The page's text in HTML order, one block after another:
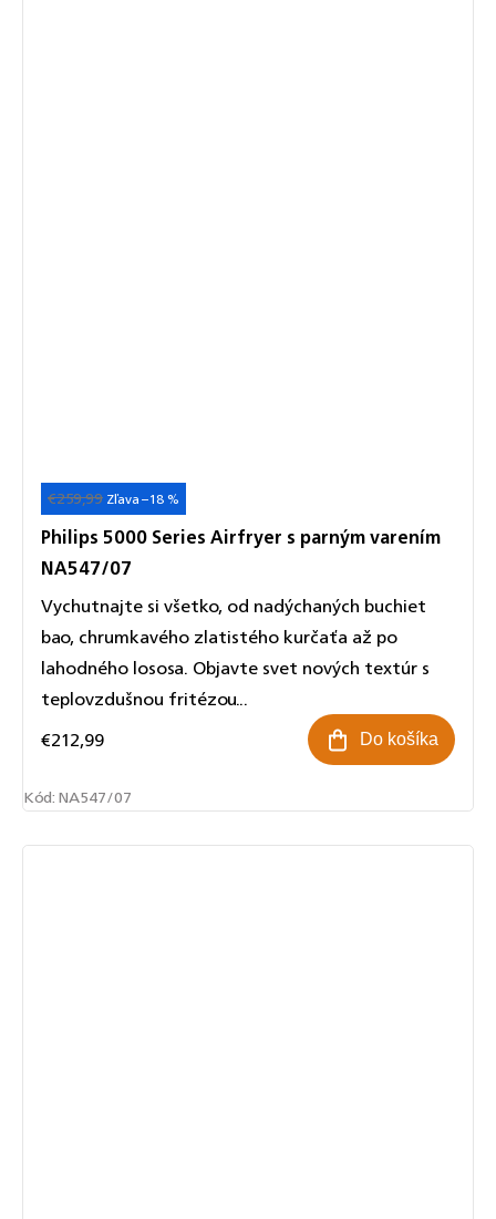
Akcia Novinka
€259,99 –18 %
Philips 5000 Series Airfryer s parným varením
NA547/07
€212,99 Do košíka
Vychutnajte si všetko, od nadýchaných buchiet
bao, chrumkavého zlatistého kurčaťa až po
lahodného lososa. Objavte svet nových textúr s
teplovzdušnou fritézou...
Kód:NA547/07